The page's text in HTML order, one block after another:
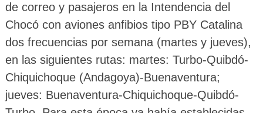
de correo y pasajeros en la Intendencia del
Chocó con aviones anfibios tipo PBY Catalina
dos frecuencias por semana (martes y jueves),
en las siguientes rutas: martes: Turbo-Quibdó-
Chiquichoque (Andagoya)-Buenaventura;
jueves: Buenaventura-Chiquichoque-Quibdó-